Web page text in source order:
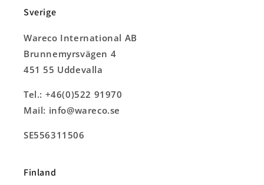
Sverige
Wareco International AB
Brunnemyrsvägen 4
451 55 Uddevalla
Tel.: +46(0)522 91970
Mail: info@wareco.se
SE556311506
Finland